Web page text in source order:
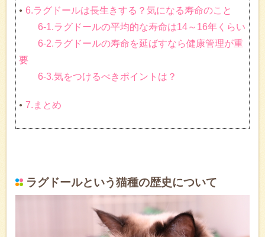
6.ラグドールは長生きする？気になる寿命のこと
6-1.ラグドールの平均的な寿命は14～16年くらい
6-2.ラグドールの寿命を延ばすなら健康管理が重
要
6-3.気をつけるべきポイントは？
7.まとめ
ラグドールという猫種の歴史について